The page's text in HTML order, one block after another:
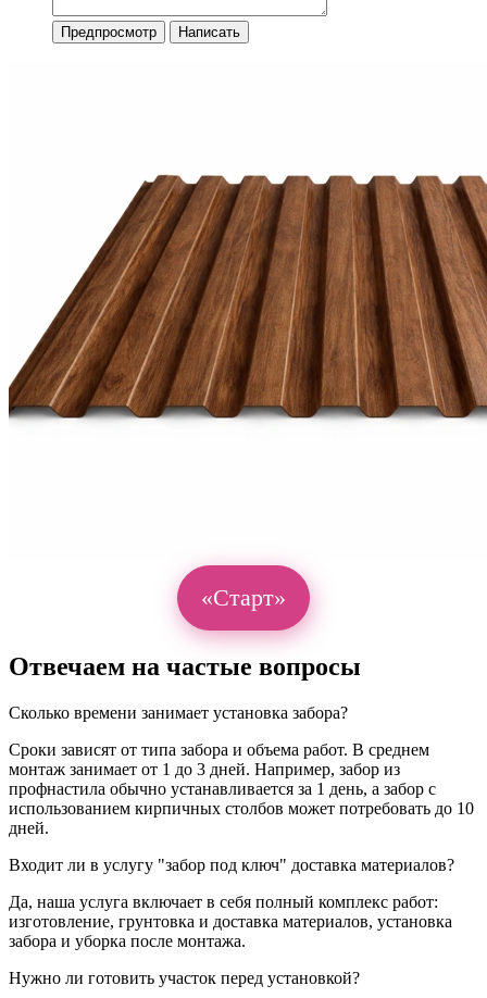
«Старт»
Отвечаем на частые вопросы
Сколько времени занимает установка забора?
Сроки зависят от типа забора и объема работ. В среднем
монтаж занимает от 1 до 3 дней. Например, забор из
профнастила обычно устанавливается за 1 день, а забор с
использованием кирпичных столбов может потребовать до 10
дней.
Входит ли в услугу "забор под ключ" доставка материалов?
Да, наша услуга включает в себя полный комплекс работ:
изготовление, грунтовка и доставка материалов, установка
забора и уборка после монтажа.
Нужно ли готовить участок перед установкой?